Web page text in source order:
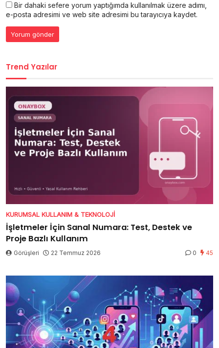
Bir dahaki sefere yorum yaptığımda kullanılmak üzere adımı,
e-posta adresimi ve web site adresimi bu tarayıcıya kaydet.
Trend Yazılar
KURUMSAL KULLANIM & TEKNOLOJI
İşletmeler İçin Sanal Numara: Test, Destek ve
Proje Bazlı Kullanım
Görüşleri 22 Temmuz 2026 0 45